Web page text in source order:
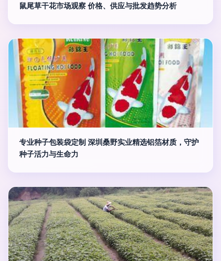
鼠尾草干花市场观察 价格、供应与批发趋势分析
专业种子包装袋定制 深圳桑野实业精选铝箔材质，守护
种子活力与生命力